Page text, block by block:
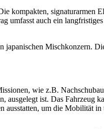
kompakten, signaturarmen
umfasst auch ein
Mischkonzern.
wie z.B.
ist. Das Fahrzeug
um die Mobilität